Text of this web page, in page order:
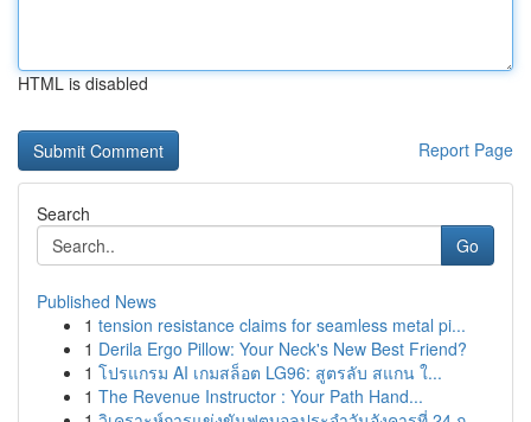
HTML is disabled
Report Page
Search
Go
Published News
1 tension resistance claims for seamless metal pi...
1 Derila Ergo Pillow: Your Neck's New Best Friend?
1 โปรแกรม AI เกมสล็อต LG96: สูตรลับ สแกน ใ...
1 The Revenue Instructor : Your Path Hand...